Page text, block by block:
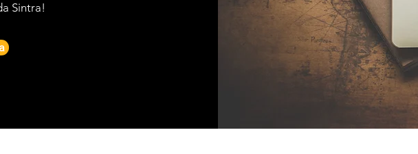
Sintra!